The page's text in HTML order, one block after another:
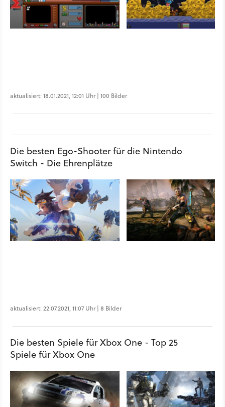
aktualisiert: 18.01.2021, 12:01 Uhr | 100 Bilder
Die besten Ego-Shooter für die Nintendo
Switch - Die Ehrenplätze
aktualisiert: 22.07.2021, 11:07 Uhr | 8 Bilder
Die besten Spiele für Xbox One - Top 25
Spiele für Xbox One